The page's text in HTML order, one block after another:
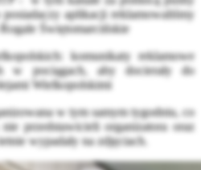
aplikacji reklamowaliśmy
Świętomarcińskie
komunikaty reklamowe
w pociągach, aby docierały do
Wielkopolskimi
w tym samym tygodniu, co
przedstawicieli organizatora oraz
wypadały na zdjęciach.